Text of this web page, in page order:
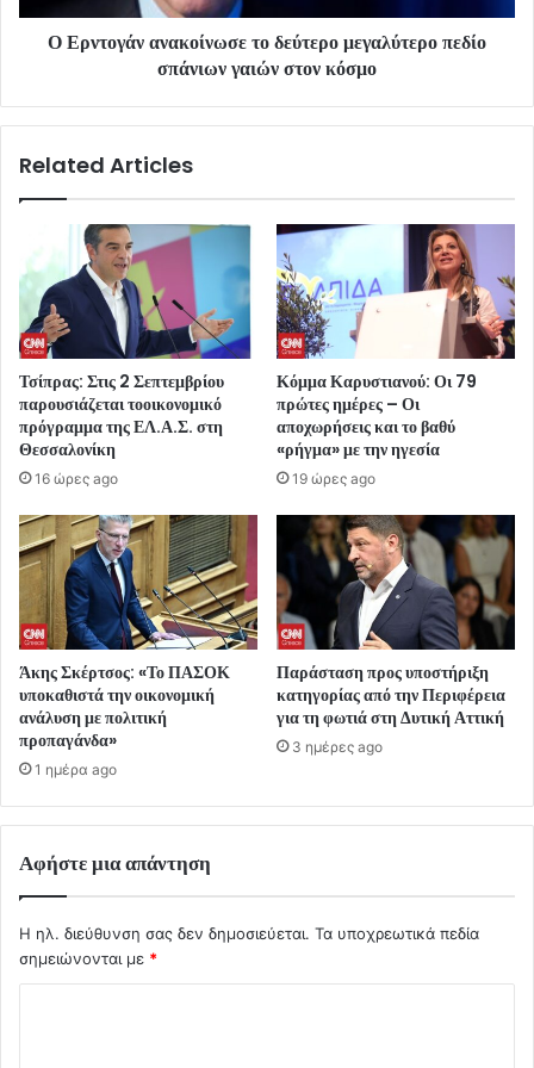
Ο Ερντογάν ανακοίνωσε το δεύτερο μεγαλύτερο πεδίο
σπάνιων γαιών στον κόσμο
Related Articles
Τσίπρας: Στις 2 Σεπτεμβρίου
παρουσιάζεται τοοικονομικό
πρόγραμμα της ΕΛ.Α.Σ. στη
Θεσσαλονίκη
16 ώρες ago
Κόμμα Καρυστιανού: Οι 79
πρώτες ημέρες – Οι
αποχωρήσεις και το βαθύ
«ρήγμα» με την ηγεσία
19 ώρες ago
Άκης Σκέρτσος: «Το ΠΑΣΟΚ
υποκαθιστά την οικονομική
ανάλυση με πολιτική
προπαγάνδα»
1 ημέρα ago
Παράσταση προς υποστήριξη
κατηγορίας από την Περιφέρεια
για τη φωτιά στη Δυτική Αττική
3 ημέρες ago
Αφήστε μια απάντηση
Η ηλ. διεύθυνση σας δεν δημοσιεύεται. Τα υποχρεωτικά πεδία
σημειώνονται με *